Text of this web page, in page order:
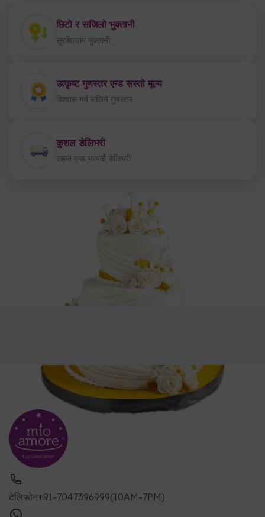
छिटो र सजिलो भुक्तानी
सुरक्षिततम भुक्तानी
उत्कृष्ट गुणस्तर एन्ड सस्तो मूल्य
विश्वास गर्न सकिने गुणस्तर
कुशल डेलिभरी
सहज एन्ड भरपर्दो डेलिभरी
टेलिफोन+91-7047396999(10AM-7PM)